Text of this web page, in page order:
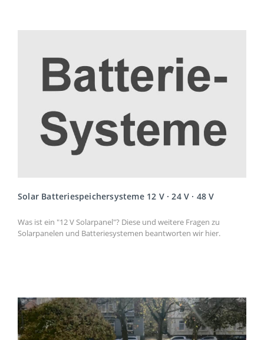
Solar Batteriespeichersysteme 12 V · 24 V · 48 V
Was ist ein "12 V Solarpanel"? Diese und weitere Fragen zu
Solarpanelen und Batteriesystemen beantworten wir hier.